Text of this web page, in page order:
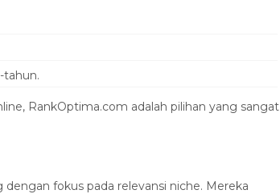
tahun.
RankOptima.com adalah pilihan yang sangat
fokus pada relevansi niche. Mereka